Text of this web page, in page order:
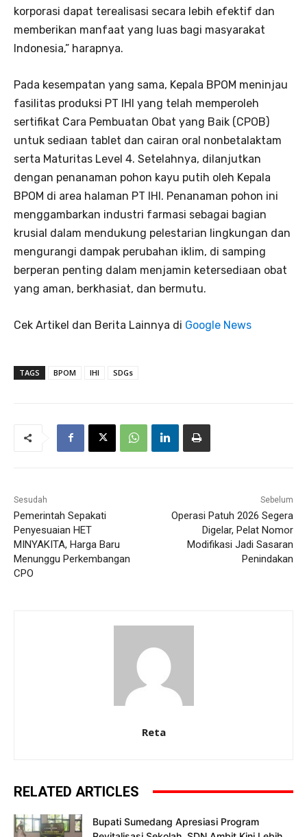
korporasi dapat terealisasi secara lebih efektif dan
memberikan manfaat yang luas bagi masyarakat
Indonesia,” harapnya.
Pada kesempatan yang sama, Kepala BPOM meninjau
fasilitas produksi PT IHI yang telah memperoleh
sertifikat Cara Pembuatan Obat yang Baik (CPOB)
untuk sediaan tablet dan cairan oral nonbetalaktam
serta Maturitas Level 4. Setelahnya, dilanjutkan
dengan penanaman pohon kayu putih oleh Kepala
BPOM di area halaman PT IHI. Penanaman pohon ini
menggambarkan industri farmasi sebagai bagian
krusial dalam mendukung pelestarian lingkungan dan
mengurangi dampak perubahan iklim, di samping
berperan penting dalam menjamin ketersediaan obat
yang aman, berkhasiat, dan bermutu.
Cek Artikel dan Berita Lainnya di Google News
TAGS BPOM IHI SDGs
Sesudah
Pemerintah Sepakati
Penyesuaian HET
MINYAKITA, Harga Baru
Menunggu Perkembangan
CPO
Sebelum
Operasi Patuh 2026 Segera
Digelar, Pelat Nomor
Modifikasi Jadi Sasaran
Penindakan
Reta
RELATED ARTICLES
Bupati Sumedang Apresiasi Program